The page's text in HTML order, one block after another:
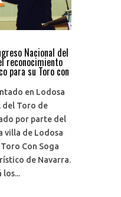
Nacional del
reconocimiento
para su Toro con
en Lodosa
del Toro de
por parte del
villa de Lodosa
Con Soga
de Navarra.
los...